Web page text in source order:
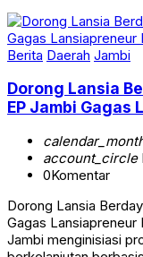
Berita Daerah Jambi
Dorong Lansia
EP Jambi Gagas
account_circle
0Komentar
Dorong Lansia
Gagas Lansiapreneur
Jambi menginisiasi